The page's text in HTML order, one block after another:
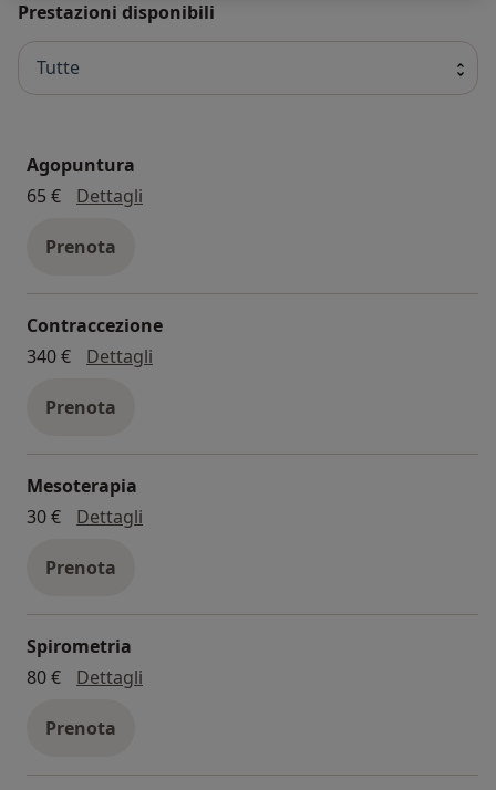
preparato renda l'esperienza della visita medica più
leggera, ma altrettanto efficace per restare in salute.
Prestazioni disponibili
Tutte
Agopuntura
65 €
Dettagli
Prenota
Contraccezione
340 €
Dettagli
Prenota
Mesoterapia
30 €
Dettagli
Prenota
Spirometria
80 €
Dettagli
Prenota